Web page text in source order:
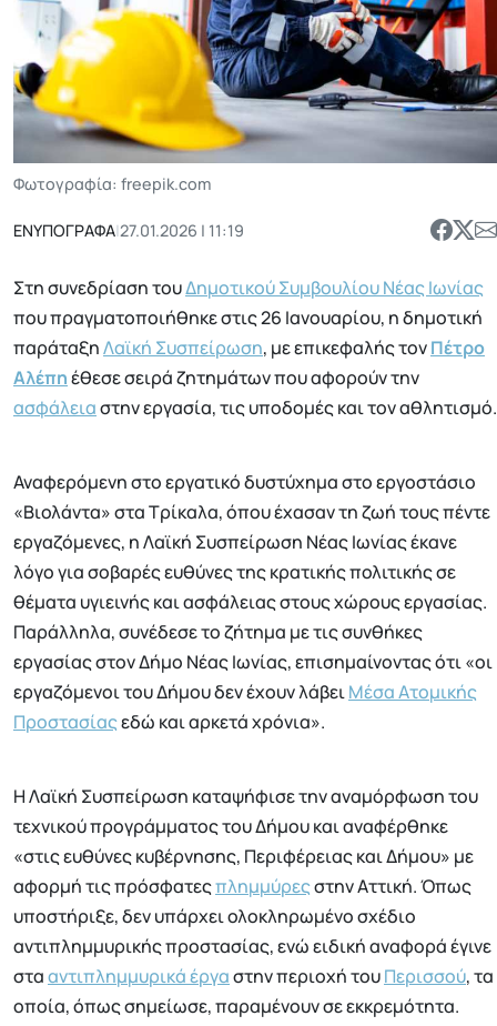
Φωτογραφία: freepik.com
ΕΝΥΠΟΓΡΑΦΑ|27.01.2026 | 11:19
Στη συνεδρίαση τουΔημοτικού Συμβουλίου Νέας Ιωνίας
που πραγματοποιήθηκε στις 26 Ιανουαρίου, η δημοτική
παράταξηΛαϊκή Συσπείρωση, με επικεφαλής τονΠέτρο
Αλέπηέθεσε σειρά ζητημάτων που αφορούν την
ασφάλειαστην εργασία, τις υποδομές και τον αθλητισμό.
Αναφερόμενη στο εργατικό δυστύχημα στο εργοστάσιο
«Βιολάντα» στα Τρίκαλα, όπου έχασαν τη ζωή τους πέντε
εργαζόμενες, η Λαϊκή Συσπείρωση Νέας Ιωνίας έκανε
λόγο για σοβαρές ευθύνες της κρατικής πολιτικής σε
θέματα υγιεινής και ασφάλειας στους χώρους εργασίας.
Παράλληλα, συνέδεσε το ζήτημα με τις συνθήκες
εργασίας στον Δήμο Νέας Ιωνίας, επισημαίνοντας ότι «οι
εργαζόμενοι του Δήμου δεν έχουν λάβειΜέσα Ατομικής
Προστασίαςεδώ και αρκετά χρόνια».
Η Λαϊκή Συσπείρωση καταψήφισε την αναμόρφωση του
τεχνικού προγράμματος του Δήμου και αναφέρθηκε
«στις ευθύνες κυβέρνησης, Περιφέρειας και Δήμου» με
αφορμή τις πρόσφατεςπλημμύρεςστην Αττική. Όπως
υποστήριξε, δεν υπάρχει ολοκληρωμένο σχέδιο
αντιπλημμυρικής προστασίας, ενώ ειδική αναφορά έγινε
στααντιπλημμυρικά έργαστην περιοχή τουΠερισσού, τα
οποία, όπως σημείωσε, παραμένουν σε εκκρεμότητα.